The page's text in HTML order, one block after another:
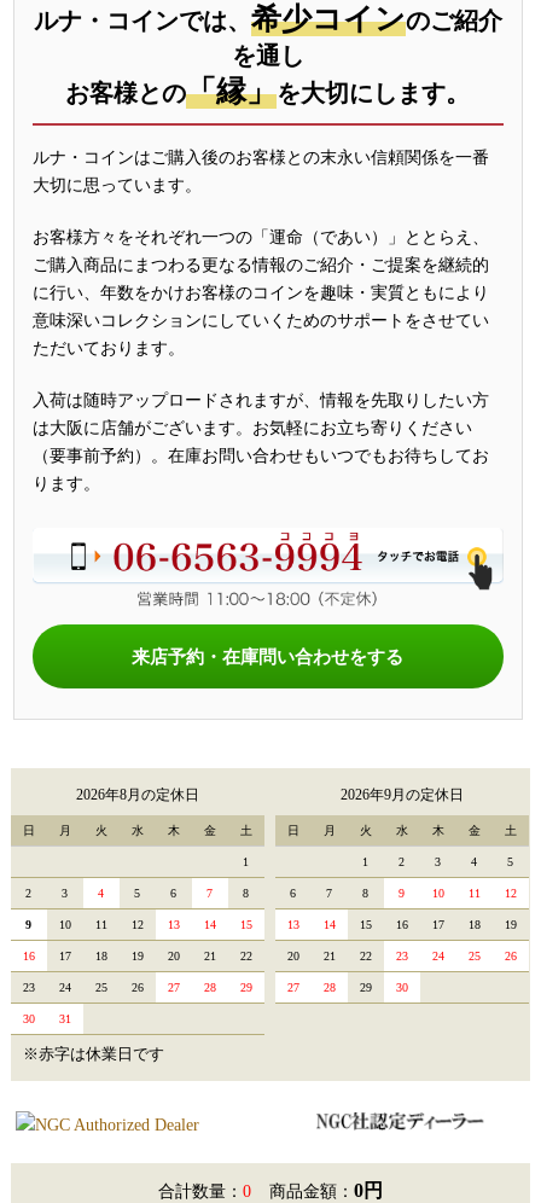
ルナ・コインでは、 希少コインのご紹介
を通し
お客様との「縁」を大切にします。
ルナ・コインはご購入後のお客様との末永い信頼関係を一番
大切に思っています。
お客様方々をそれぞれ一つの「運命（であい）」ととらえ、
ご購入商品にまつわる更なる情報のご紹介・ご提案を継続的
に行い、年数をかけお客様のコインを趣味・実質ともにより
意味深いコレクションにしていくためのサポートをさせてい
ただいております。
入荷は随時アップロードされますが、情報を先取りしたい方
は大阪に店舗がございます。お気軽にお立ち寄りください
（要事前予約）。在庫お問い合わせもいつでもお待ちしてお
ります。
来店予約・在庫問い合わせをする
2026年8月の定休日
日 月 火 水 木 金 土
1
2 3 4 5 6 7 8
9 10 11 12 13 14 15
16 17 18 19 20 21 22
23 24 25 26 27 28 29
30 31
2026年9月の定休日
日 月 火 水 木 金 土
1 2 3 4 5
6 7 8 9 10 11 12
13 14 15 16 17 18 19
20 21 22 23 24 25 26
27 28 29 30
※赤字は休業日です
合計数量： 0 商品金額： 0円